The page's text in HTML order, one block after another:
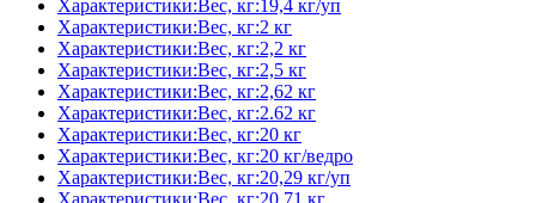
Характеристики:Вес, кг:19,4 кг/уп
Характеристики:Вес, кг:2 кг
Характеристики:Вес, кг:2,2 кг
Характеристики:Вес, кг:2,5 кг
Характеристики:Вес, кг:2,62 кг
Характеристики:Вес, кг:2.62 кг
Характеристики:Вес, кг:20 кг
Характеристики:Вес, кг:20 кг/ведро
Характеристики:Вес, кг:20,29 кг/уп
Характеристики:Вес, кг:20,71 кг